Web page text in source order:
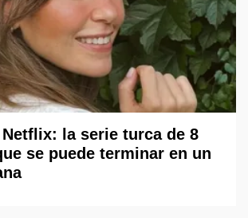
la serie turca de 8
se puede terminar en un